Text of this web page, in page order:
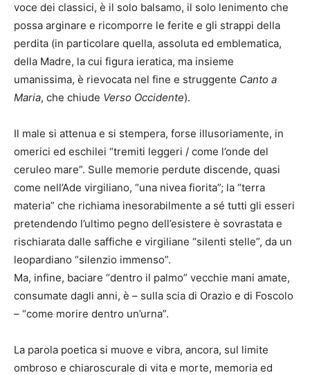
voce dei classici, è il solo balsamo, il solo lenimento che
possa arginare e ricomporre le ferite e gli strappi della
perdita (in particolare quella, assoluta ed emblematica,
della Madre, la cui figura ieratica, ma insieme
umanissima, è rievocata nel fine e struggente Canto a
Maria, che chiude Verso Occidente).
Il male si attenua e si stempera, forse illusoriamente, in
omerici ed eschilei “tremiti leggeri / come l’onde del
ceruleo mare”. Sulle memorie perdute discende, quasi
come nell’Ade virgiliano, “una nivea fiorita”; la “terra
materia” che richiama inesorabilmente a sé tutti gli esseri
pretendendo l’ultimo pegno dell’esistere è sovrastata e
rischiarata dalle saffiche e virgiliane “silenti stelle”, da un
leopardiano “silenzio immenso”.
Ma, infine, baciare “dentro il palmo” vecchie mani amate,
consumate dagli anni, è – sulla scia di Orazio e di Foscolo
– “come morire dentro un’urna”.
La parola poetica si muove e vibra, ancora, sul limite
ombroso e chiaroscurale di vita e morte, memoria ed